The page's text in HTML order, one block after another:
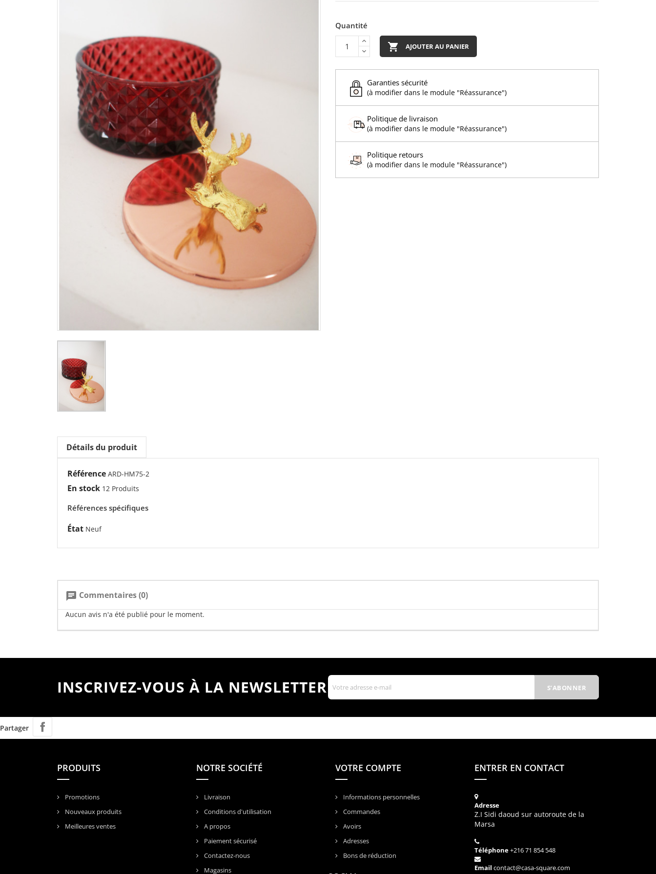
Quantité
 AJOUTER AU PANIER
Garanties sécurité
(à modifier dans le module "Réassurance")
Politique de livraison
(à modifier dans le module "Réassurance")
Politique retours
(à modifier dans le module "Réassurance")
Détails du produit
Référence ARD-HM75-2
En stock 12 Produits
Références spécifiques
État Neuf
chat Commentaires (0)
Aucun avis n'a été publié pour le moment.
INSCRIVEZ-VOUS À LA NEWSLETTER
Partager
PRODUITS
Promotions
Nouveaux produits
Meilleures ventes
NOTRE SOCIÉTÉ
Livraison
Conditions d'utilisation
A propos
Paiement sécurisé
Contactez-nous
Magasins
VOTRE COMPTE
Informations personnelles
Commandes
Avoirs
Adresses
Bons de réduction
ENTRER EN CONTACT
Adresse
Z.I Sidi daoud sur autoroute de la
Marsa
Téléphone+216 71 854 548
Email contact@casa-square.com